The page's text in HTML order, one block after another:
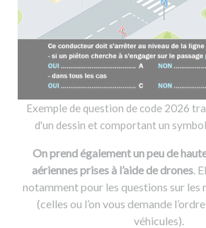
Exemple de question de code 2026
d'un dessin et comportant un
On prend également un peu de
aériennes prises à l’aide de drones .
notamment pour les questions sur
(celles ou l’on vous demande
véhicules).